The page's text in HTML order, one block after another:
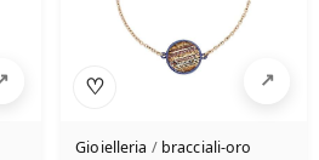
♡
Gioielleria / bracciali-oro